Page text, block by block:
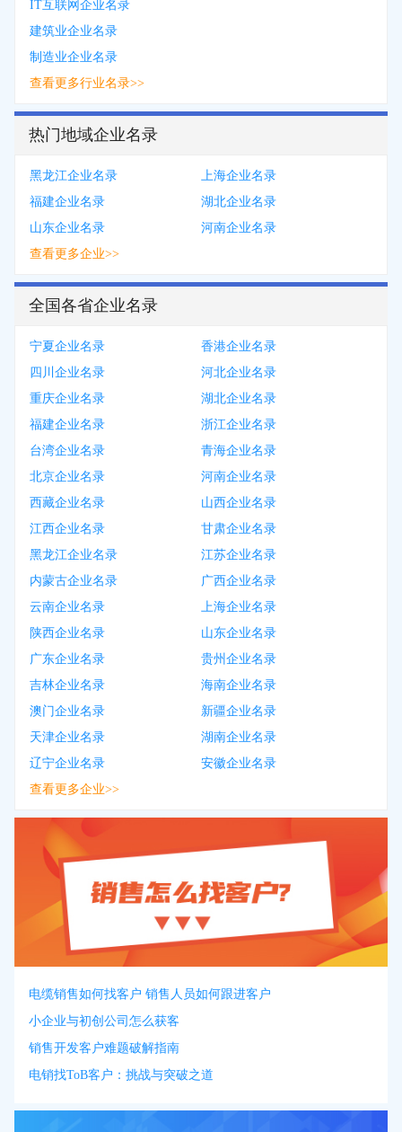
IT互联网企业名录
建筑业企业名录
制造业企业名录
查看更多行业名录>>
热门地域企业名录
黑龙江企业名录
上海企业名录
福建企业名录
湖北企业名录
山东企业名录
河南企业名录
查看更多企业>>
全国各省企业名录
宁夏企业名录
香港企业名录
四川企业名录
河北企业名录
重庆企业名录
湖北企业名录
福建企业名录
浙江企业名录
台湾企业名录
青海企业名录
北京企业名录
河南企业名录
西藏企业名录
山西企业名录
江西企业名录
甘肃企业名录
黑龙江企业名录
江苏企业名录
内蒙古企业名录
广西企业名录
云南企业名录
上海企业名录
陕西企业名录
山东企业名录
广东企业名录
贵州企业名录
吉林企业名录
海南企业名录
澳门企业名录
新疆企业名录
天津企业名录
湖南企业名录
辽宁企业名录
安徽企业名录
查看更多企业>>
电缆销售如何找客户 销售人员如何跟进客户
小企业与初创公司怎么获客
销售开发客户难题破解指南
电销找ToB客户：挑战与突破之道